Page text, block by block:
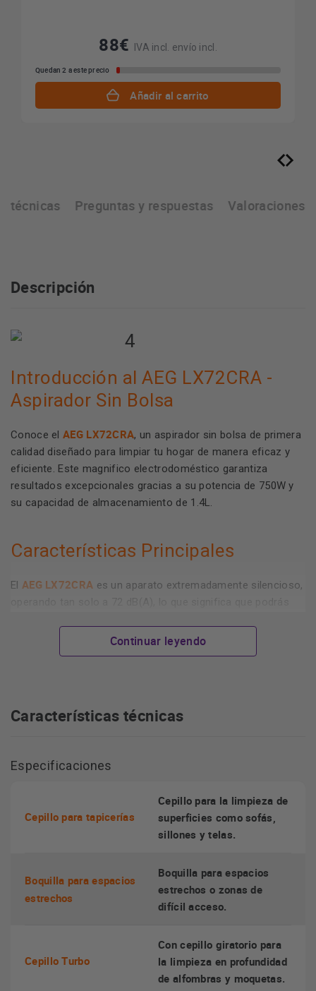
88€ IVA incl. envío incl.
Quedan 2 a este precio
Añadir al carrito
técnicas Preguntas y respuestas Valoraciones
Descripción
Introducción al AEG LX72CRA -
Aspirador Sin Bolsa
Conoce el AEG LX72CRA, un aspirador sin bolsa de primera
calidad diseñado para limpiar tu hogar de manera eficaz y
eficiente. Este magnifico electrodoméstico garantiza
resultados excepcionales gracias a su potencia de 750W y
su capacidad de almacenamiento de 1.4L.
Características Principales
El AEG LX72CRA es un aparato extremadamente silencioso,
demás. Sus características incluyen la amigabilidad con el
medio ambiente gracias a su diseño sin bolsa que disminuye
deja rastro de polvo o suciedad, siendo ideal para eliminar la
suciedad incrustada en alfombras, moquetas y suelos
Diseño Atractivo y Funcional
atractivo color rojo que complementará cualquier
decoración en el hogar. En definitiva, elAEG LX72CRA -
es una excepcional elección para
Continuar leyendo
Características técnicas
Especificaciones
Cepillo para tapicerías
Cepillo para la limpieza de
superficies como sofás,
sillones y telas.
Boquilla para espacios
estrechos
Boquilla para espacios
estrechos o zonas de
difícil acceso.
Cepillo Turbo
Con cepillo giratorio para
la limpieza en profundidad
de alfombras y moquetas.